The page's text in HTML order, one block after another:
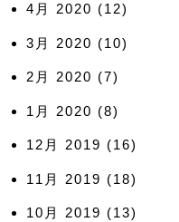
4月 2020 (12)
3月 2020 (10)
2月 2020 (7)
1月 2020 (8)
12月 2019 (16)
11月 2019 (18)
10月 2019 (13)